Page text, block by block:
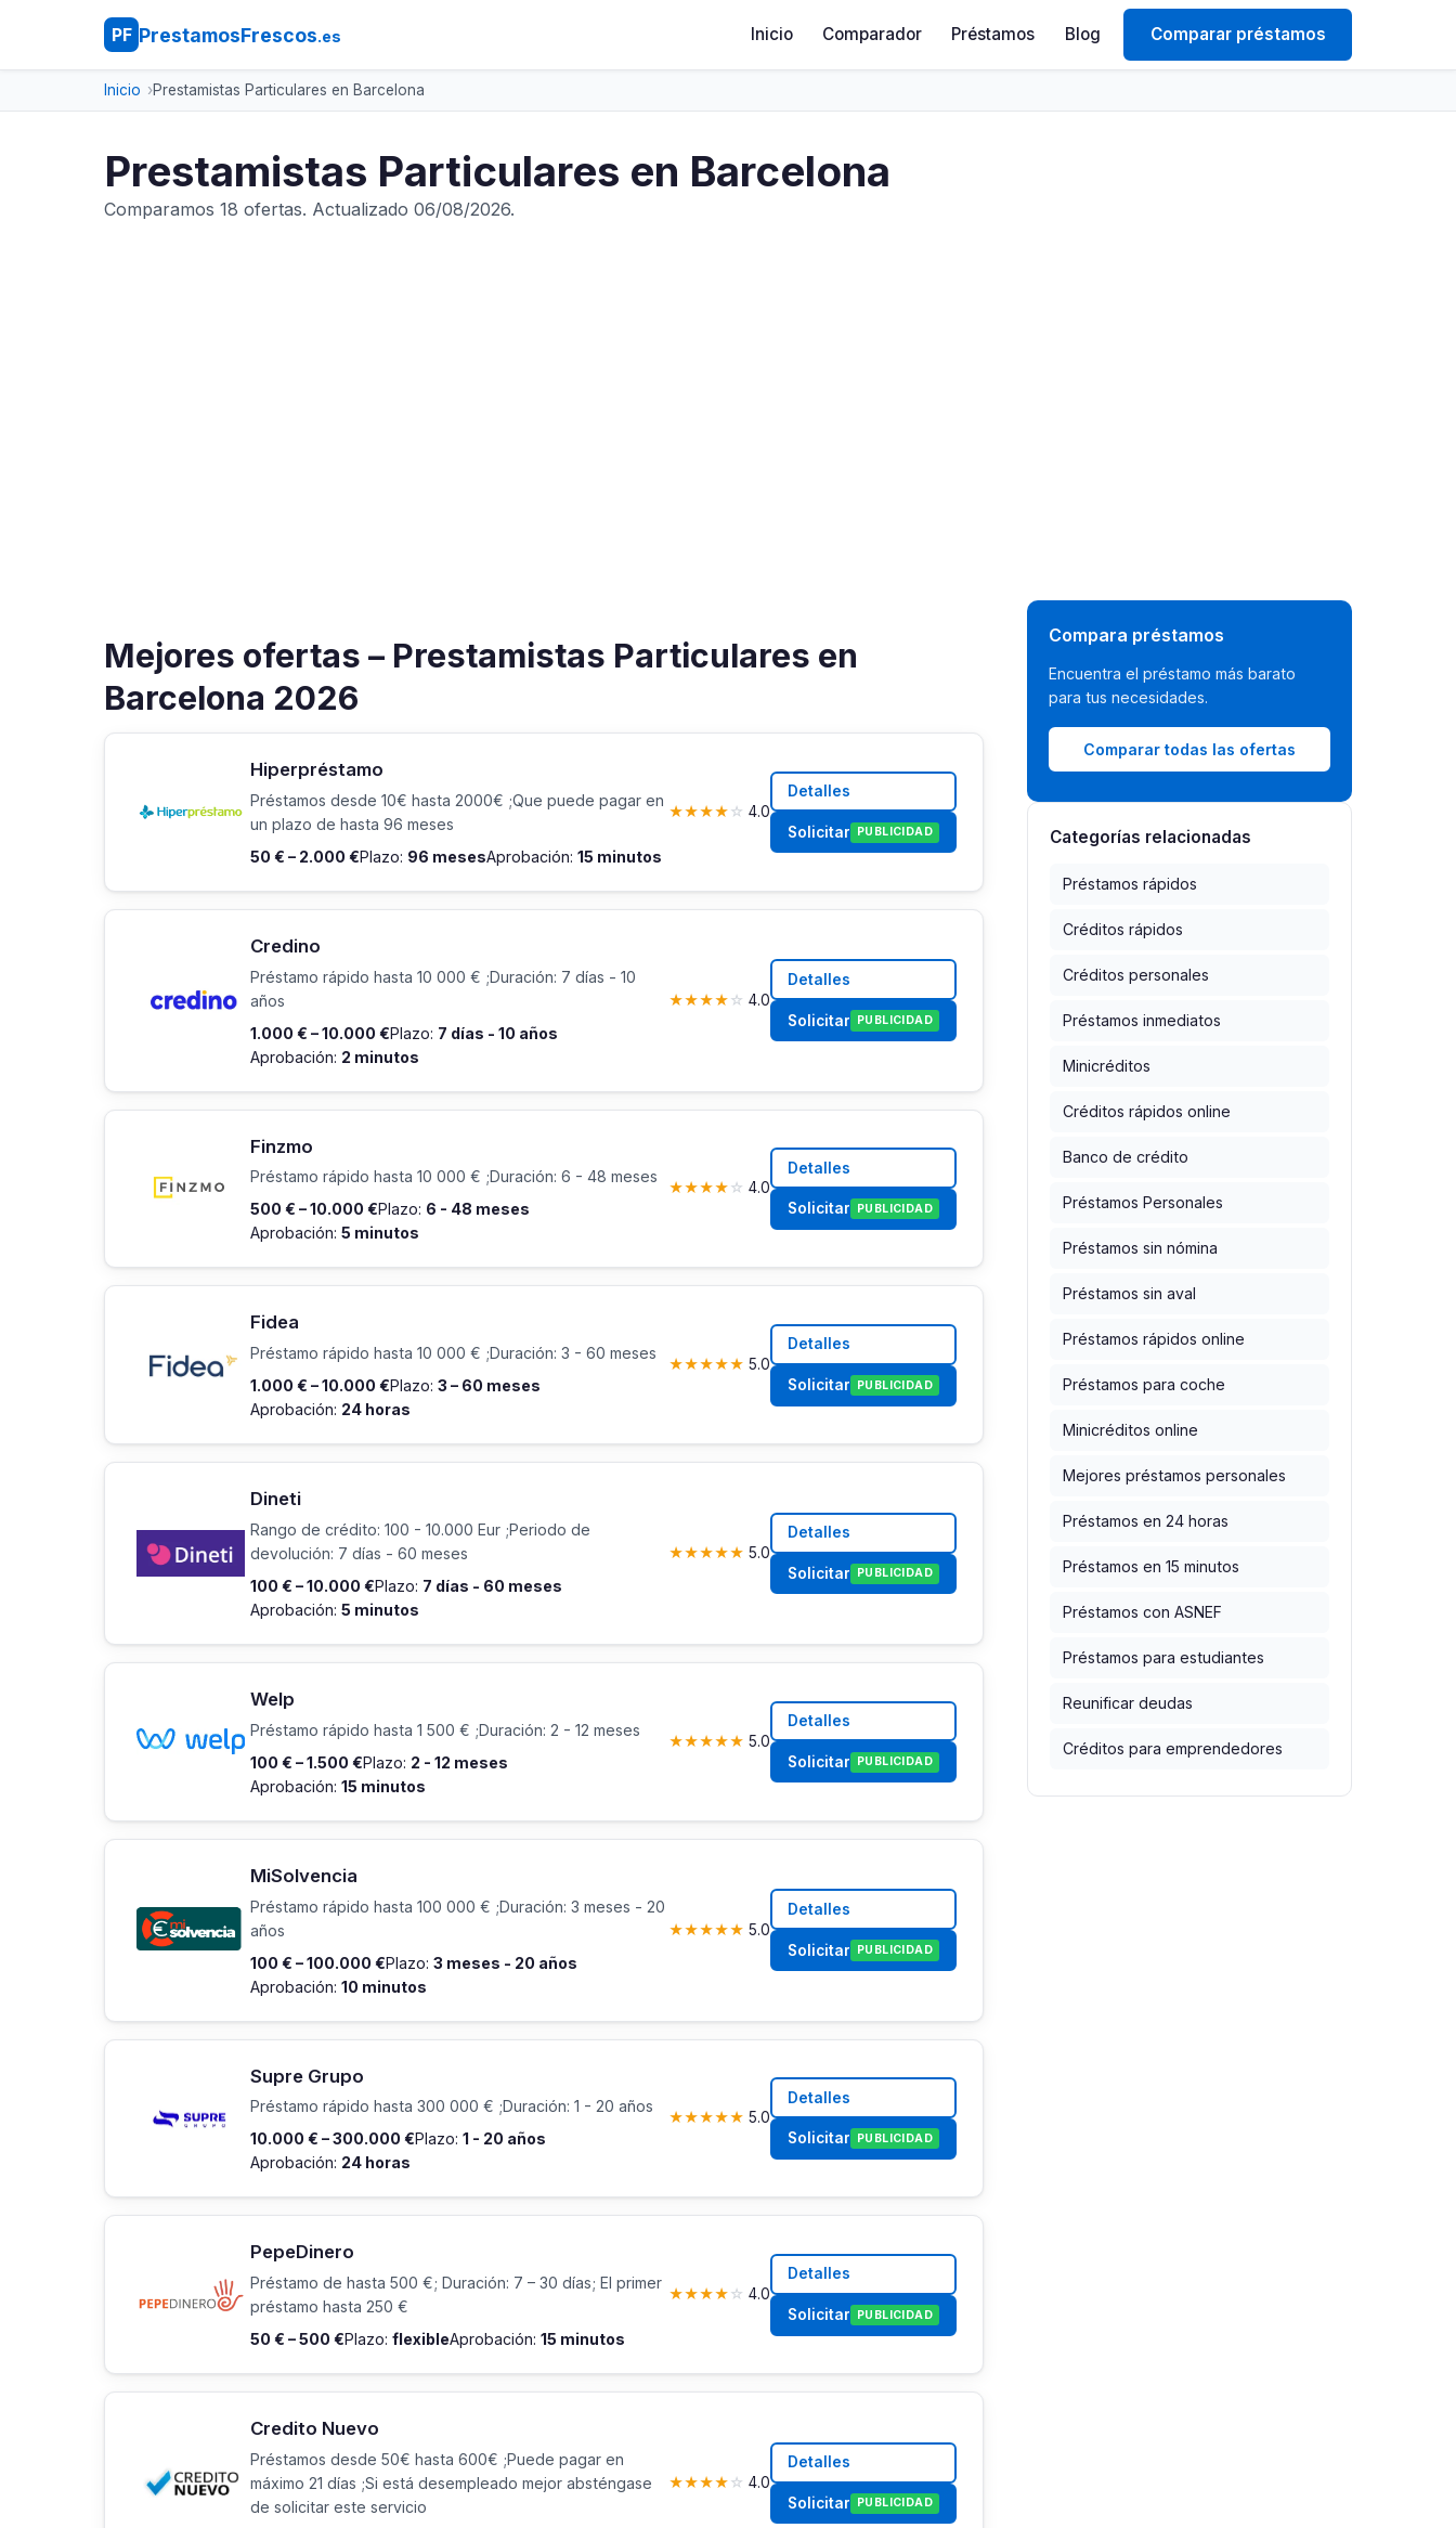
PF PrestamosFrescos.es Inicio Comparador Préstamos Blog Comparar préstamos
Inicio Prestamistas Particulares en Barcelona
Prestamistas Particulares en Barcelona
Comparamos 18 ofertas. Actualizado 06/08/2026.
Mejores ofertas – Prestamistas Particulares en
Barcelona 2026
Hiperpréstamo
Préstamos desde 10€ hasta 2000€ ;Que puede pagar en
un plazo de hasta 96 meses
50 € – 2.000 €Plazo: 96 mesesAprobación: 15 minutos
★★★★☆ 4.0
Detalles
Solicitar PUBLICIDAD
Credino
Préstamo rápido hasta 10 000 € ;Duración: 7 días - 10
años
1.000 € – 10.000 €Plazo: 7 días - 10 años
Aprobación: 2 minutos
★★★★☆ 4.0
Detalles
Solicitar PUBLICIDAD
Finzmo
Préstamo rápido hasta 10 000 € ;Duración: 6 - 48 meses
500 € – 10.000 €Plazo: 6 - 48 meses
Aprobación: 5 minutos
★★★★☆ 4.0
Detalles
Solicitar PUBLICIDAD
Fidea
Préstamo rápido hasta 10 000 € ;Duración: 3 - 60 meses
1.000 € – 10.000 €Plazo: 3 – 60 meses
Aprobación: 24 horas
★★★★★ 5.0
Detalles
Solicitar PUBLICIDAD
Dineti
Rango de crédito: 100 - 10.000 Eur ;Periodo de
devolución: 7 días - 60 meses
100 € – 10.000 €Plazo: 7 días - 60 meses
Aprobación: 5 minutos
★★★★★ 5.0
Detalles
Solicitar PUBLICIDAD
Welp
Préstamo rápido hasta 1 500 € ;Duración: 2 - 12 meses
100 € – 1.500 €Plazo: 2 - 12 meses
Aprobación: 15 minutos
★★★★★ 5.0
Detalles
Solicitar PUBLICIDAD
MiSolvencia
Préstamo rápido hasta 100 000 € ;Duración: 3 meses - 20
años
100 € – 100.000 €Plazo: 3 meses - 20 años
Aprobación: 10 minutos
★★★★★ 5.0
Detalles
Solicitar PUBLICIDAD
Supre Grupo
Préstamo rápido hasta 300 000 € ;Duración: 1 - 20 años
10.000 € – 300.000 €Plazo: 1 - 20 años
Aprobación: 24 horas
★★★★★ 5.0
Detalles
Solicitar PUBLICIDAD
PepeDinero
Préstamo de hasta 500 €; Duración: 7 – 30 días; El primer
préstamo hasta 250 €
50 € – 500 €Plazo: flexibleAprobación: 15 minutos
★★★★☆ 4.0
Detalles
Solicitar PUBLICIDAD
Credito Nuevo
Préstamos desde 50€ hasta 600€ ;Puede pagar en
máximo 21 días ;Si está desempleado mejor absténgase
de solicitar este servicio
★★★★☆ 4.0
Detalles
Solicitar PUBLICIDAD
Compara préstamos
Encuentra el préstamo más barato
para tus necesidades.
Comparar todas las ofertas
Categorías relacionadas
Préstamos rápidos
Créditos rápidos
Créditos personales
Préstamos inmediatos
Minicréditos
Créditos rápidos online
Banco de crédito
Préstamos Personales
Préstamos sin nómina
Préstamos sin aval
Préstamos rápidos online
Préstamos para coche
Minicréditos online
Mejores préstamos personales
Préstamos en 24 horas
Préstamos en 15 minutos
Préstamos con ASNEF
Préstamos para estudiantes
Reunificar deudas
Créditos para emprendedores